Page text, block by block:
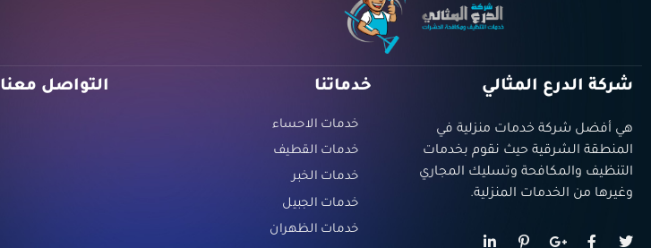
شركة الدرع المثالي
هي أفضل شركة خدمات منزلية في
المنطقة الشرقية حيث نقوم بخدمات
التنظيف والمكافحة وتسليك المجاري
وغيرها من الخدمات المنزلية.
خدماتنا
خدمات الاحساء
خدمات القطيف
خدمات الخبر
خدمات الجبيل
خدمات الظهران
التواصل معنا